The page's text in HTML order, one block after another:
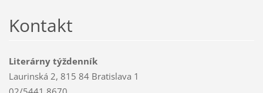
Kontakt
Literárny týždenník
Laurinská 2, 815 84 Bratislava 1